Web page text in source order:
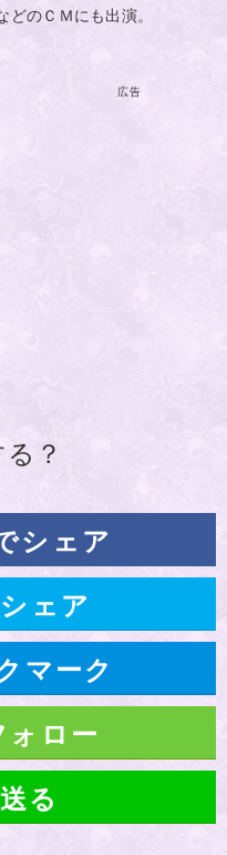
のＣＭにも出演。
広告
？
シェア
ェア
マーク
ロー
る